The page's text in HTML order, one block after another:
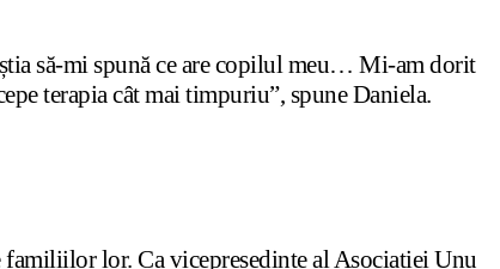
să-mi spună ce are copilul meu… Mi-am dorit
terapia cât mai timpuriu”, spune Daniela.
lor. Ca vicepreședinte al Asociatiei Unu